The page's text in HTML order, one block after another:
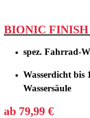
BIONIC FINISH
spez. Fahrrad-
Wasserdicht bis
Wassersäule
ab 79,99 €